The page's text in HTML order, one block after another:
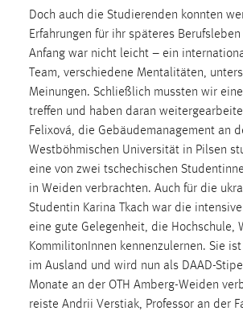
Doch auch die Studierenden konnten
Erfahrungen für ihr späteres
Anfang war nicht leicht – ein
Team, verschiedene Mentalitäten,
Meinungen. Schließlich mussten wir
treffen und haben daran
Felixová, die Gebäudemanagement an
Westböhmischen Universität in Pilsen
eine von zwei tschechischen
in Weiden verbrachten. Auch für die
Studentin Karina Tkach war die
eine gute Gelegenheit, die Hochschule,
KommilitonInnen kennenzulernen. Sie
im Ausland und wird nun als DAAD-
Monate an der OTH Amberg-Weiden
reiste Andrii Verstiak, Professor an der
MARKETING
Marketing Cookies werden von
verwendet, um personalisierte
Sie tun dies, indem sie Besucher
hinweg verfolgen.
Google Ads
Name:
_gcl_au
Anbieter:
Google Ireland Limited
Zweck:
Conversion-Tracking